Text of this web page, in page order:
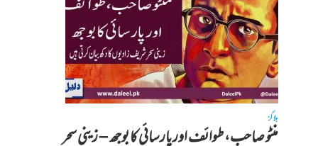
بلاگز
منٹو صاحب، طوائف اور پارسائی کا بوجھ – زینی سحر